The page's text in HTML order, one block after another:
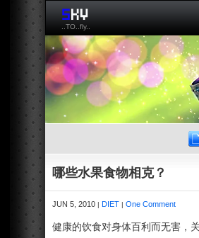
..TO..fly..
哪些水果食物相克？
JUN 5, 2010 | DIET | One Comment
健康的饮食对身体百利而无害，